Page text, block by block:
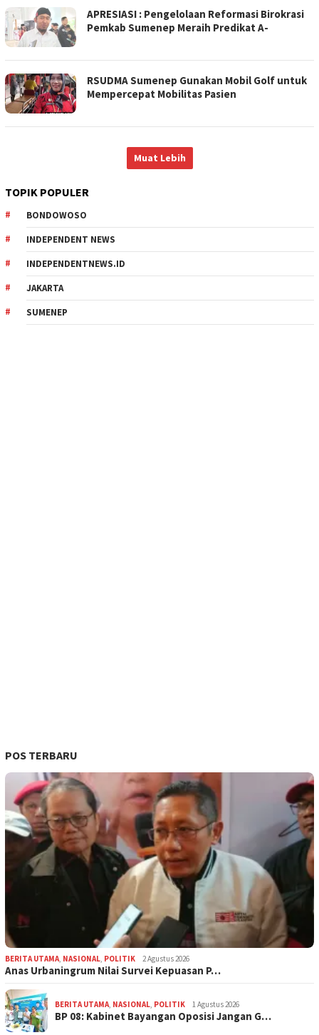
APRESIASI : Pengelolaan Reformasi Birokrasi
Pemkab Sumenep Meraih Predikat A-
RSUDMA Sumenep Gunakan Mobil Golf untuk
Mempercepat Mobilitas Pasien
TOPIK POPULER
BONDOWOSO
INDEPENDENT NEWS
INDEPENDENTNEWS.ID
JAKARTA
SUMENEP
POS TERBARU
BERITA UTAMA NASIONAL POLITIK 2 Agustus 2026
Anas Urbaningrum Nilai Survei Kepuasan P…
BERITA UTAMA NASIONAL POLITIK 1 Agustus 2026
BP 08: Kabinet Bayangan Oposisi Jangan G…